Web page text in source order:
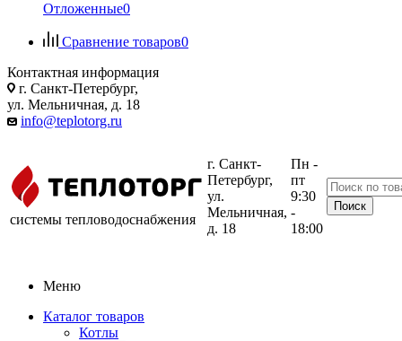
Отложенные0
Сравнение товаров0
Контактная информация
г. Санкт-Петербург,
ул. Мельничная, д. 18
info@teplotorg.ru
системы тепловодоснабжения
г. Санкт-
Петербург,
ул.
Мельничная,
д. 18
Пн -
пт
9:30
-
18:00
Меню
Каталог товаров
Котлы